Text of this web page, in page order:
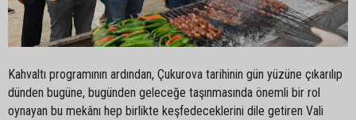
Kahvaltı programının ardından, Çukurova tarihinin gün yüzüne çıkarılıp
dünden bugüne, bugünden geleceğe taşınmasında önemli bir rol
oynayan bu mekânı hep birlikte keşfedeceklerini dile getiren Vali